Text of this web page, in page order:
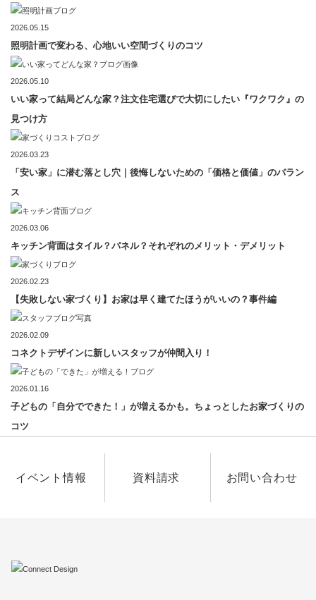
2026.05.15
照明計画で変わる、心地いい空間づくりのコツ
2026.05.10
いい家って結局どんな家？注文住宅選びで大切にしたい『ワクワク』の
見つけ方
2026.03.23
「安い家」に潜む落とし穴｜後悔しないための「価格と価値」のバラン
ス
2026.03.06
キッチン背面はタイル？パネル？それぞれのメリット・デメリット
2026.02.23
【失敗しない家づくり】お家は早く建てたほうがいいの？事件編
2026.02.09
コネクトデザインに新しいスタッフが仲間入り！
2026.01.16
子どもの「自分でできた！」が増えるかも。ちょっとしたお家づくりの
コツ
イベント情報 資料請求 お問い合わせ